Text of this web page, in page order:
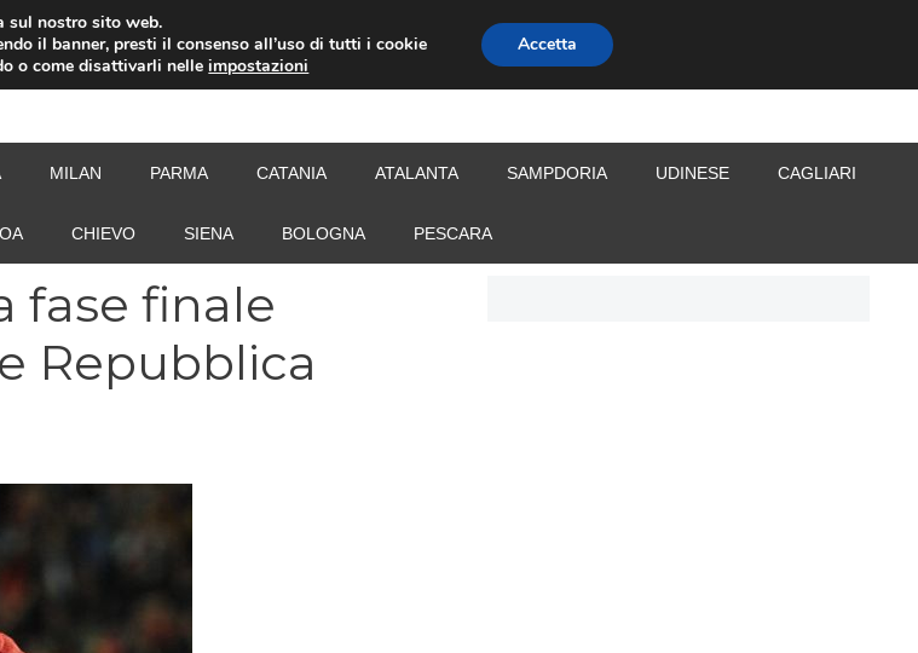
CALCIOMERCATO
MILAN PARMA CATANIA ATALANTA SAMPDORIA UDINESE CAGLIARI
CHIEVO SIENA BOLOGNA PESCARA
fase finale
Repubblica
sul nostro sito web.
il banner, presti il consenso all’uso di tutti i cookie
o come disattivarli nelleimpostazioni
Accetta